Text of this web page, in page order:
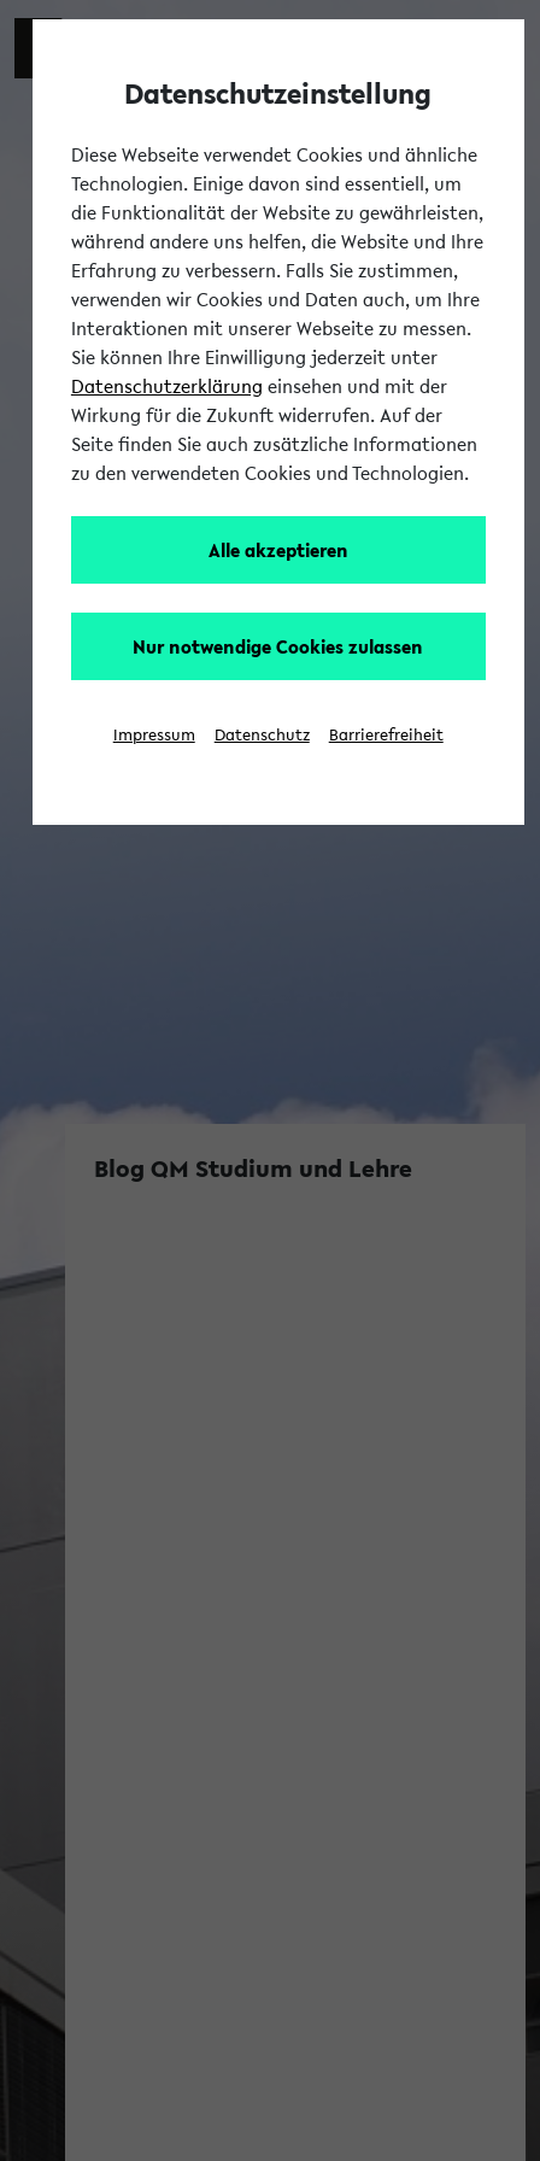
Blog QM Studium und Lehre
Datenschutzeinstellung
Diese Webseite verwendet Cookies und ähnliche
Technologien. Einige davon sind essentiell, um
die Funktionalität der Website zu gewährleisten,
während andere uns helfen, die Website und Ihre
Erfahrung zu verbessern. Falls Sie zustimmen,
verwenden wir Cookies und Daten auch, um Ihre
Interaktionen mit unserer Webseite zu messen.
Sie können Ihre Einwilligung jederzeit unter
Datenschutzerklärung einsehen und mit der
Wirkung für die Zukunft widerrufen. Auf der
Seite finden Sie auch zusätzliche Informationen
zu den verwendeten Cookies und Technologien.
Alle akzeptieren
Nur notwendige Cookies zulassen
Impressum Datenschutz Barrierefreiheit